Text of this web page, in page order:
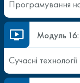
Програмування
Модуль 16:
Сучасні